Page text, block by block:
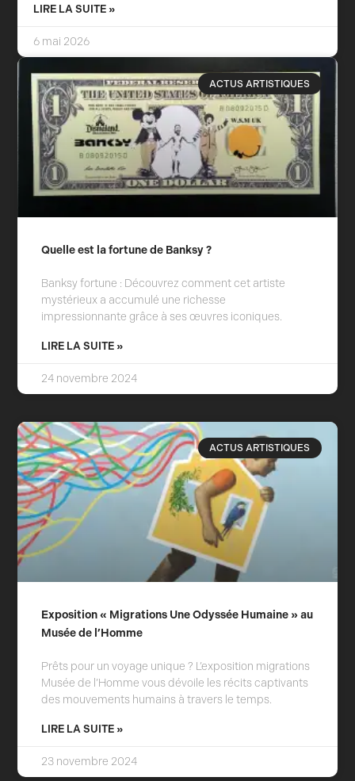
LIRE LA SUITE »
6 mai 2026
ACTUS ARTISTIQUES
Quelle est la fortune de Banksy ?
Banksy fortune : Découvrez comment cet artiste
mystérieux a accumulé une richesse
impressionnante grâce à ses œuvres iconiques.
LIRE LA SUITE »
24 novembre 2024
ACTUS ARTISTIQUES
Exposition « Migrations Une Odyssée Humaine » au
Musée de l’Homme
Prêts pour un voyage unique ? L’exposition migrations
Musée de l’Homme vous dévoile les récits captivants
des mouvements humains à travers le temps.
LIRE LA SUITE »
23 novembre 2024